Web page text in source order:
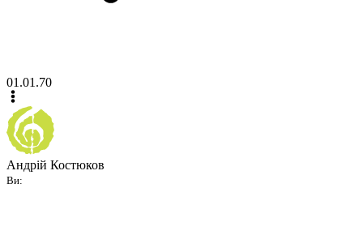
01.01.70
Андрій Костюков
Ви: